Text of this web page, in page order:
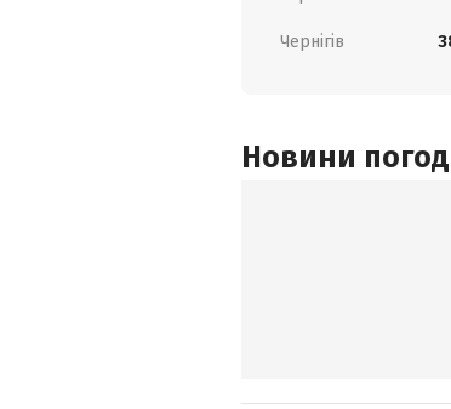
Чернігів
Новини